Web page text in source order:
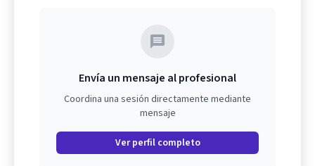
Envía un mensaje al profesional
Coordina una sesión directamente mediante
mensaje
Ver perfil completo